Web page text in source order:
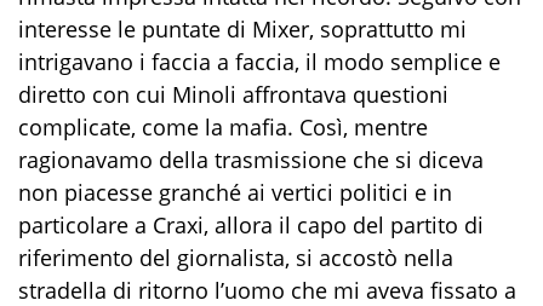
interesse le puntate di Mixer, soprattutto mi
intrigavano i faccia a faccia, il modo semplice e
diretto con cui Minoli affrontava questioni
complicate, come la mafia. Così, mentre
ragionavamo della trasmissione che si diceva
non piacesse granché ai vertici politici e in
particolare a Craxi, allora il capo del partito di
riferimento del giornalista, si accostò nella
stradella di ritorno l’uomo che mi aveva fissato a